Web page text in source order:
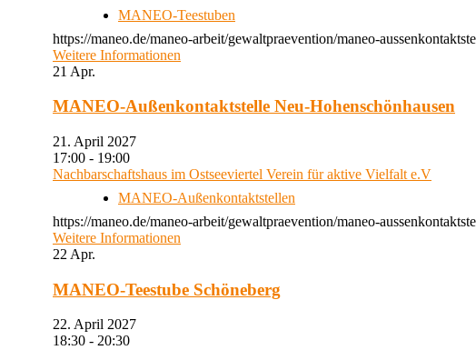
MANEO-Teestuben
https://maneo.de/maneo-arbeit/gewaltpraevention/maneo-
Weitere Informationen
21 Apr.
MANEO-Außenkontaktstelle Neu-Hohenschönhausen
21. April 2027
17:00 - 19:00
Nachbarschaftshaus im Ostseeviertel Verein für aktive Vielfalt e.V
MANEO-Außenkontaktstellen
https://maneo.de/maneo-arbeit/gewaltpraevention/maneo-
Weitere Informationen
22 Apr.
MANEO-Teestube Schöneberg
22. April 2027
18:30 - 20:30